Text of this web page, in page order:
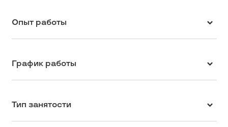
Опыт работы
График работы
Тип занятости